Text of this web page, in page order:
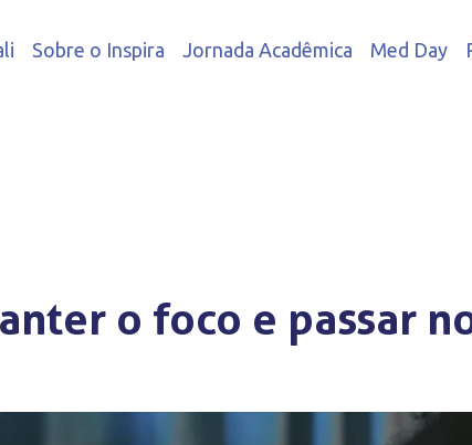
Sobre o Inspira Jornada Acadêmica Med Day
o foco e passar